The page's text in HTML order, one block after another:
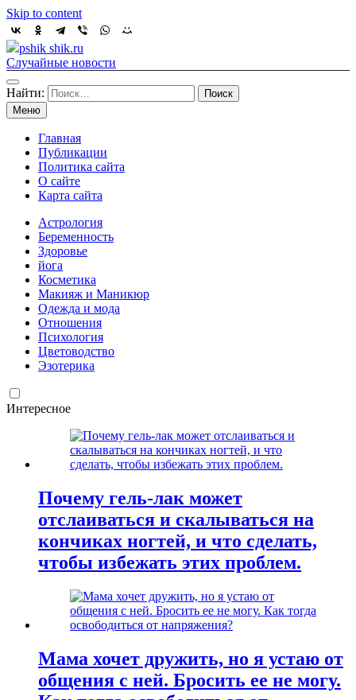
Skip to content
pshik shik.ru
Случайные новости
Найти:
Меню
Главная
Публикации
Политика сайта
О сайте
Карта сайта
Астрология
Беременность
Здоровье
йога
Косметика
Макияж и Маникюр
Одежда и мода
Отношения
Психология
Цветоводство
Эзотерика
Интересное
Почему гель-лак может
отслаиваться и скалываться на
кончиках ногтей, и что сделать,
чтобы избежать этих проблем.
Мама хочет дружить, но я устаю от
общения с ней. Бросить ее не могу.